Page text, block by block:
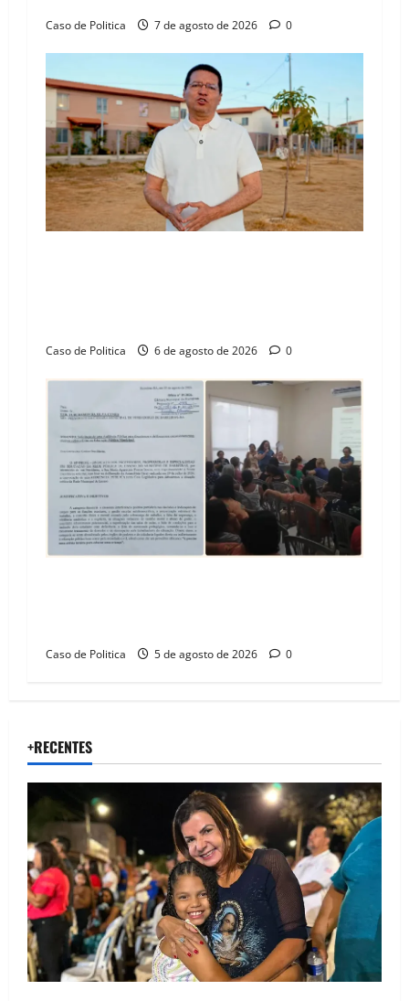
Caso de Politica 7 de agosto de 2026 0
Caso de Politica 6 de agosto de 2026 0
Caso de Politica 5 de agosto de 2026 0
+RECENTES